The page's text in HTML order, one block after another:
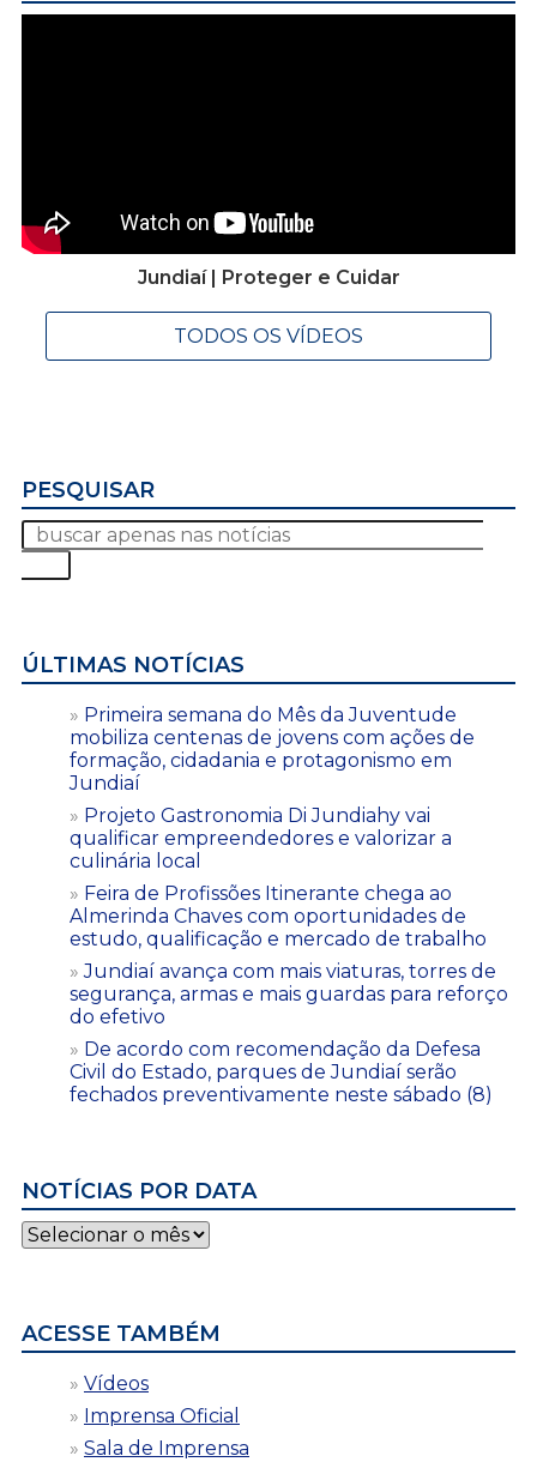
Jundiaí | Proteger e Cuidar
TODOS OS VÍDEOS
PESQUISAR
ÚLTIMAS NOTÍCIAS
Primeira semana do Mês da Juventude
mobiliza centenas de jovens com ações de
formação, cidadania e protagonismo em
Jundiaí
Projeto Gastronomia Di Jundiahy vai
qualificar empreendedores e valorizar a
culinária local
Feira de Profissões Itinerante chega ao
Almerinda Chaves com oportunidades de
estudo, qualificação e mercado de trabalho
Jundiaí avança com mais viaturas, torres de
segurança, armas e mais guardas para reforço
do efetivo
De acordo com recomendação da Defesa
Civil do Estado, parques de Jundiaí serão
fechados preventivamente neste sábado (8)
NOTÍCIAS POR DATA
Notícias
por
ACESSE TAMBÉM
Vídeos
Imprensa Oficial
Sala de Imprensa